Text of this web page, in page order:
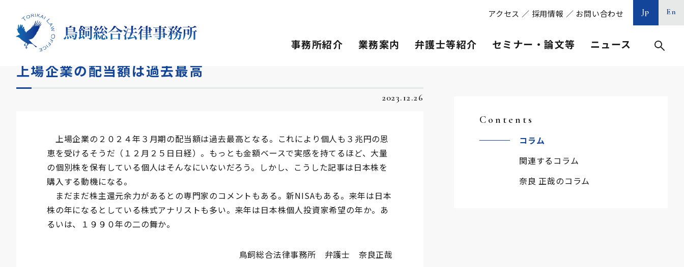
アクセス ／ 採用情報 ／ お問い合わせ Jp En
事務所紹介 業務案内 弁護士等紹介 セミナー・論文等 ニュース
HOME
上場企業の配当額は過去最高
2023.12.26
上場企業の２０２４年３月期の配当額は過去最高となる。これにより個人も３兆円の恩
恵を受けるそうだ（１２月２５日日経）。もっとも金額ベースで実感を持てるほど、大量
の個別株を保有している個人はそんなにいないだろう。しかし、こうした記事は日本株を
購入する動機になる。
まだまだ株主還元余力があるとの専門家のコメントもある。新NISAもある。来年は日本
株の年になるとしている株式アナリストも多い。来年は日本株個人投資家希望の年か。あ
るいは、１９９０年の二の舞か。
鳥飼総合法律事務所 弁護士 奈良正哉
Contents
コラム
関連するコラム
奈良 正哉のコラム